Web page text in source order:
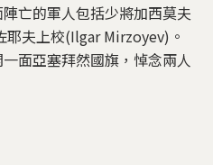
亡的軍人包括少將加西莫夫
夫上校(Ilgar Mirzoyev)。
面亞塞拜然國旗，悼念兩人